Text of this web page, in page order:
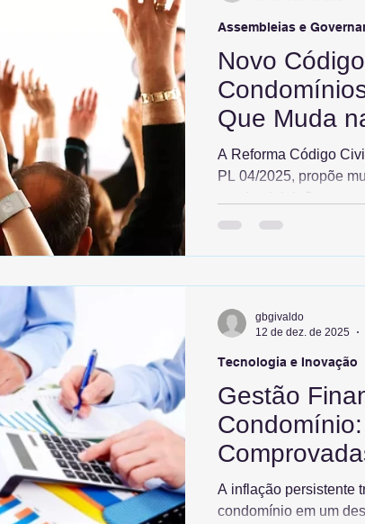
Novo
Que Muda
Reforma
A Reforma Código
PL 04/2025, propõe
condominial. O texto
condômino
também possibilita ao
jurídica e regularizar
jurídica.
Assembleias e
Gestão
A inflação persistente
condomínio em um
Tecnologia e Inovação
gbgivaldo
12 de dez. de 2025